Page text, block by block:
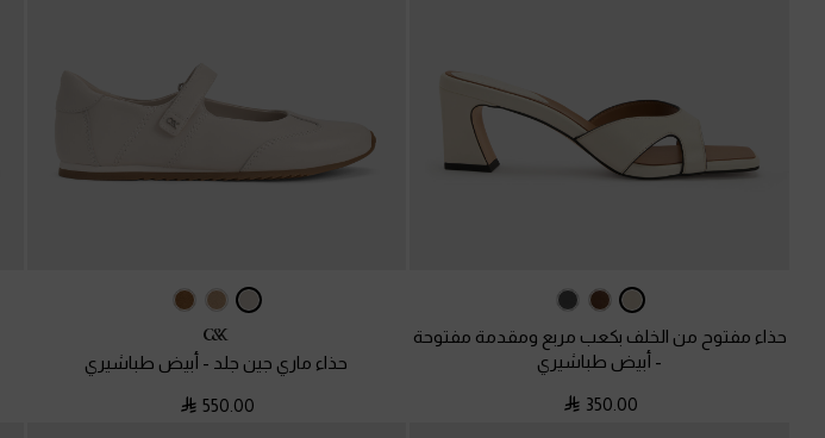
حذاء مفتوح من الخلف بكعب مربع ومقدمة مفتوحة
- أبيض طباشيري
350.00
حذاء ماري جين جلد - أبيض طباشيري
550.00